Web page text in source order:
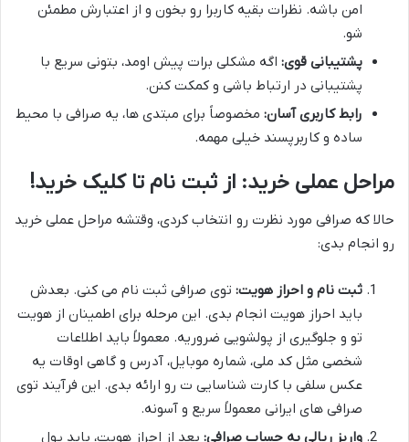
امن باشه. نظرات بقیه کاربرا رو بخون و از اعتبارش مطمئن
شو.
پشتیبانی قوی: اگه مشکلی برات پیش اومد، بتونی سریع با
پشتیبانی در ارتباط باشی و کمکت کنن.
رابط کاربری آسان: مخصوصاً برای مبتدی ها، یه صرافی با محیط
ساده و کاربرپسند خیلی مهمه.
مراحل عملی خرید: از ثبت نام تا کلیک خرید!
حالا که صرافی مورد نظرت رو انتخاب کردی، وقتشه مراحل عملی خرید
رو انجام بدی:
ثبت نام و احراز هویت: توی صرافی ثبت نام می کنی. بعدش
باید احراز هویت انجام بدی. این مرحله برای اطمینان از هویت
تو و جلوگیری از پولشویی ضروریه. معمولاً باید اطلاعات
شخصی مثل کد ملی، شماره موبایل، آدرس و گاهی اوقات یه
عکس سلفی با کارت شناسایی ت رو ارائه بدی. این فرآیند توی
صرافی های ایرانی معمولاً سریع و آسونه.
واریز ریالی به حساب صرافی: بعد از احراز هویت، باید پول